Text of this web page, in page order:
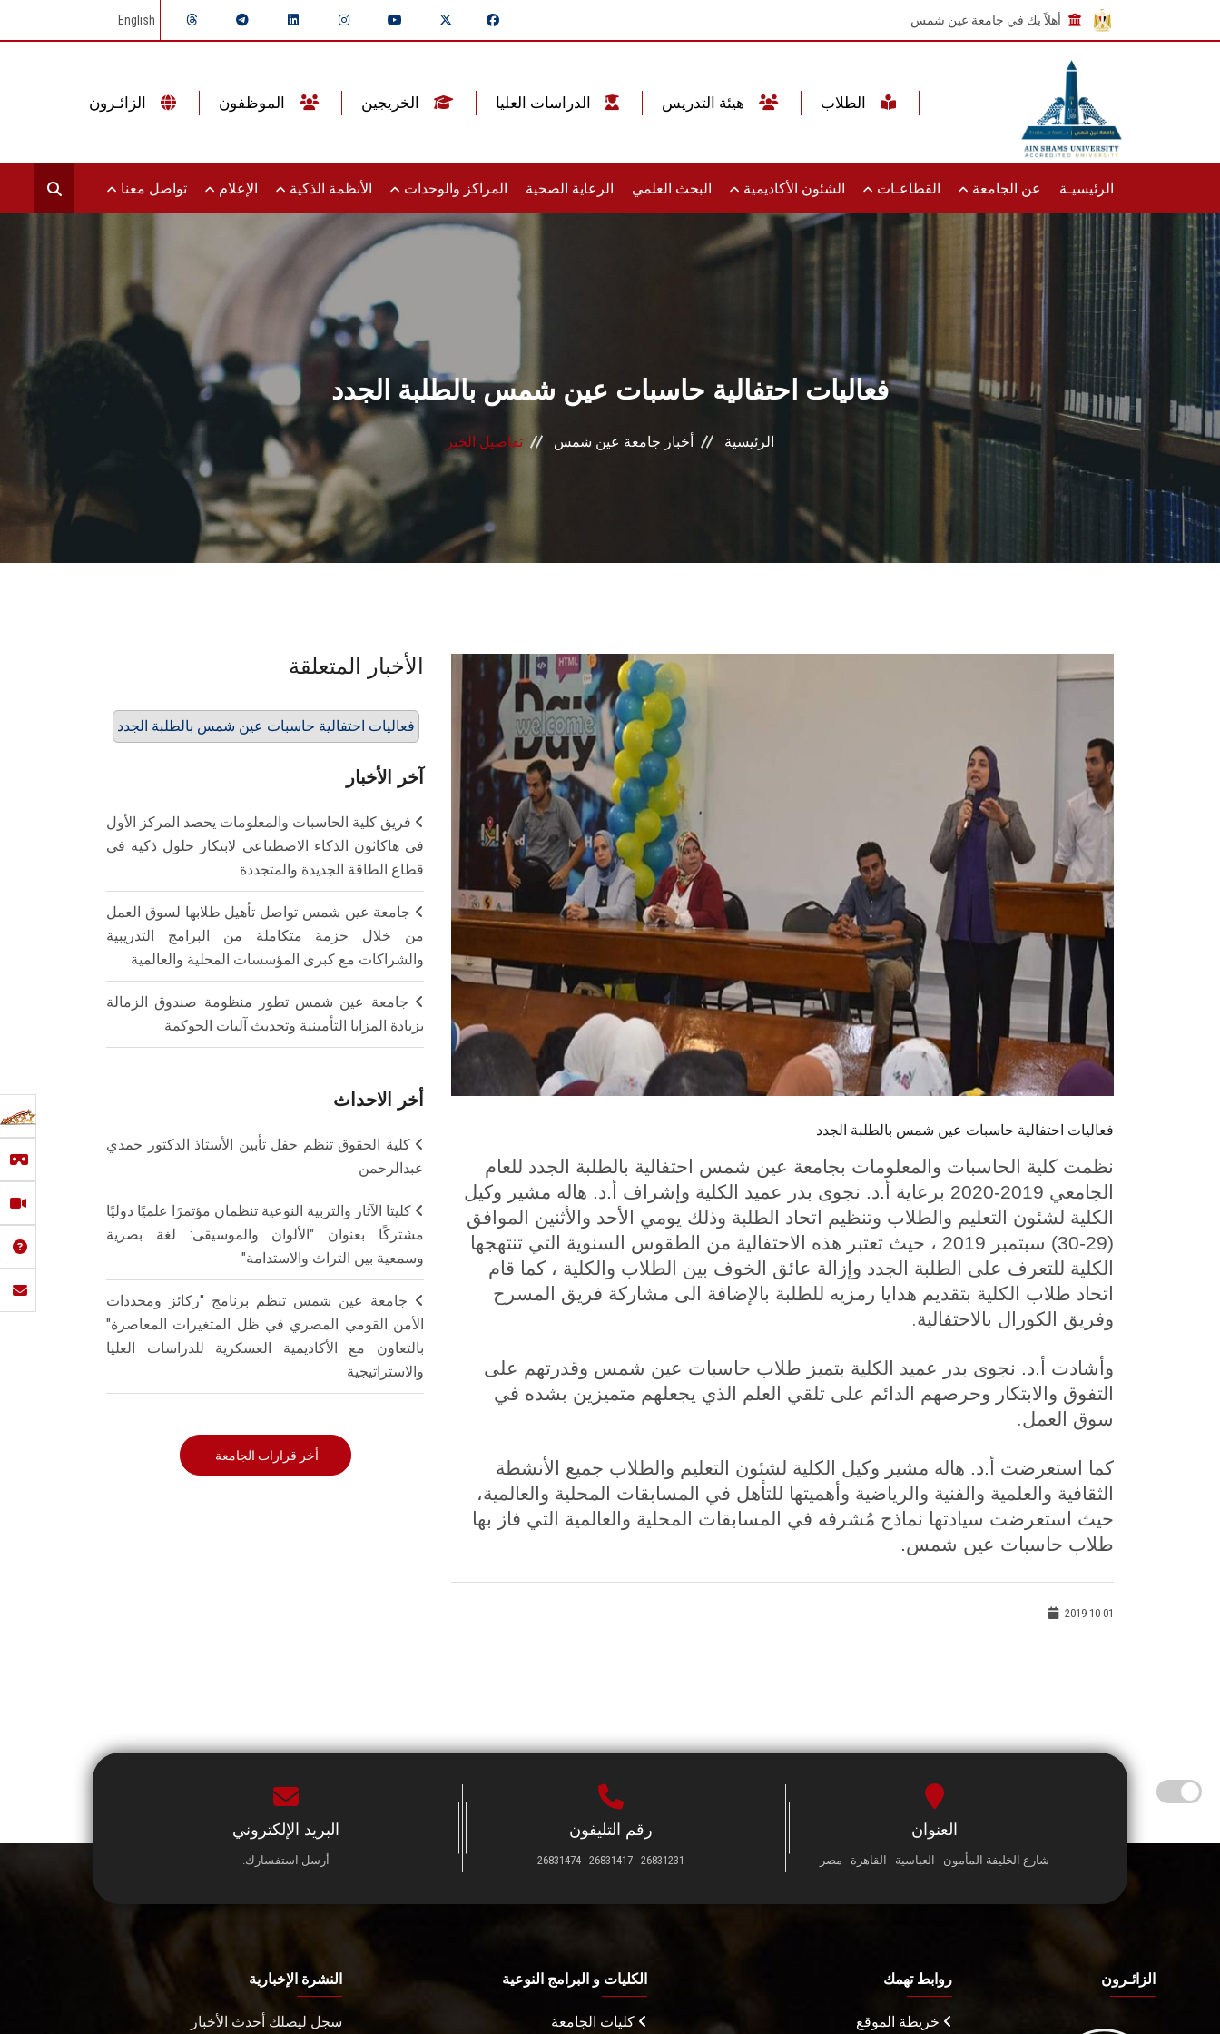
أهلاً بك في جامعة عين شمس English
الرئيسيـة عن الجامعة القطاعـات الشئون الأكاديمية البحث العلمي الرعاية الصحية المراكز والوحدات الأنظمة الذكية الإعلام تواصل معنا
فعاليات احتفالية حاسبات عين شمس بالطلبة الجدد
الرئيسية أخبار جامعة عين شمس تفاصيل الخبر
فعاليات احتفالية حاسبات عين شمس بالطلبة الجدد
نظمت كلية الحاسبات والمعلومات بجامعة عين شمس احتفالية بالطلبة الجدد للعام
الجامعي 2019-2020 برعاية أ.د. نجوى بدر عميد الكلية وإشراف أ.د. هاله مشير وكيل
الكلية لشئون التعليم والطلاب وتنظيم اتحاد الطلبة وذلك يومي الأحد والأثنين الموافق
(29-30) سبتمبر 2019 ، حيث تعتبر هذه الاحتفالية من الطقوس السنوية التي تنتهجها
الكلية للتعرف على الطلبة الجدد وإزالة عائق الخوف بين الطلاب والكلية ، كما قام
اتحاد طلاب الكلية بتقديم هدايا رمزيه للطلبة بالإضافة الى مشاركة فريق المسرح
وفريق الكورال بالاحتفالية.
وأشادت أ.د. نجوى بدر عميد الكلية بتميز طلاب حاسبات عين شمس وقدرتهم على
التفوق والابتكار وحرصهم الدائم على تلقي العلم الذي يجعلهم متميزين بشده في
سوق العمل.
كما استعرضت أ.د. هاله مشير وكيل الكلية لشئون التعليم والطلاب جميع الأنشطة
الثقافية والعلمية والفنية والرياضية وأهميتها للتأهل في المسابقات المحلية والعالمية،
حيث استعرضت سيادتها نماذج مُشرفه في المسابقات المحلية والعالمية التي فاز بها
طلاب حاسبات عين شمس.
2019-10-01
الأخبار المتعلقة
فعاليات احتفالية حاسبات عين شمس بالطلبة الجدد
آخر الأخبار
فريق كلية الحاسبات والمعلومات يحصد المركز الأول
في هاكاثون الذكاء الاصطناعي لابتكار حلول ذكية في
قطاع الطاقة الجديدة والمتجددة
جامعة عين شمس تواصل تأهيل طلابها لسوق العمل
من خلال حزمة متكاملة من البرامج التدريبية
والشراكات مع كبرى المؤسسات المحلية والعالمية
جامعة عين شمس تطور منظومة صندوق الزمالة
بزيادة المزايا التأمينية وتحديث آليات الحوكمة
أخر الاحداث
كلية الحقوق تنظم حفل تأبين الأستاذ الدكتور حمدي
عبدالرحمن
كليتا الآثار والتربية النوعية تنظمان مؤتمرًا علميًا دوليًا
مشتركًا بعنوان "الألوان والموسيقى: لغة بصرية
وسمعية بين التراث والاستدامة"
جامعة عين شمس تنظم برنامج "ركائز ومحددات
الأمن القومي المصري في ظل المتغيرات المعاصرة"
بالتعاون مع الأكاديمية العسكرية للدراسات العليا
والاستراتيجية
أخر قرارات الجامعة
العنوان
شارع الخليفة المأمون - العباسية - القاهرة - مصر
رقم التليفون
26831231 - 26831417 - 26831474
البريد الإلكتروني
أرسل استفسارك.
الزائـرون روابط تهمك
خريطة الموقع
الكليات و البرامج النوعية
كليات الجامعة
النشرة الإخبارية
سجل ليصلك أحدث الأخبار